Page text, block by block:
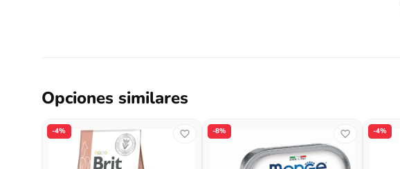
Opciones similares
-4% -8% -4%